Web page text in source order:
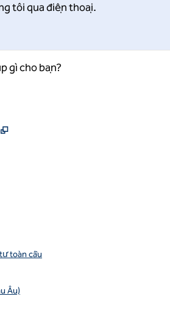
tôi qua điện thoại.
gì cho bạn?
,
toàn cầu
Âu)